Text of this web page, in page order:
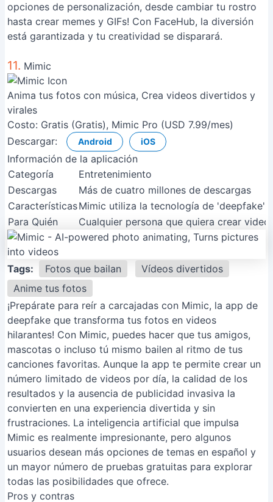
opciones de personalización, desde cambiar tu rostro
hasta crear memes y GIFs! Con FaceHub, la diversión
está garantizada y tu creatividad se disparará.
11. Mimic
Anima tus fotos con música, Crea videos divertidos y
virales
Costo: Gratis (Gratis), Mimic Pro (USD 7.99/mes)
Descargar:
Android iOS
Información de la aplicación
Categoría
Entretenimiento
Descargas
Más de cuatro millones de descargas
CaracterísticasMimic utiliza la tecnología de 'deepfake'
Para Quién
Cualquier persona que quiera crear
Tags: Fotos que bailan
Vídeos divertidos
Anime tus fotos
¡Prepárate para reír a carcajadas con Mimic, la app de
deepfake que transforma tus fotos en videos
hilarantes! Con Mimic, puedes hacer que tus amigos,
mascotas o incluso tú mismo bailen al ritmo de tus
canciones favoritas. Aunque la app te permite crear un
número limitado de videos por día, la calidad de los
resultados y la ausencia de publicidad invasiva la
convierten en una experiencia divertida y sin
frustraciones. La inteligencia artificial que impulsa
Mimic es realmente impresionante, pero algunos
usuarios desean más opciones de temas en español y
un mayor número de pruebas gratuitas para explorar
todas las posibilidades que ofrece.
Pros y contras